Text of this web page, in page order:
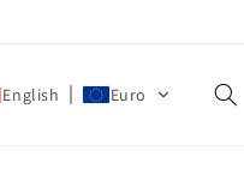
English Euro